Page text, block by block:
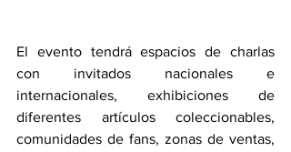
El evento tendrá espacios de charlas
con invitados nacionales e
internacionales, exhibiciones de
diferentes artículos coleccionables,
comunidades de fans, zonas de ventas,